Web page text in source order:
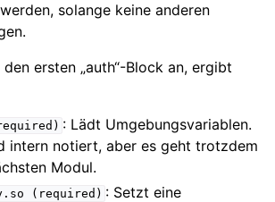
solange keine anderen
ersten „auth“-Block an, ergibt
: Lädt Umgebungsvariablen.
intern notiert, aber es geht trotzdem
Modul.
(required) : Setzt eine